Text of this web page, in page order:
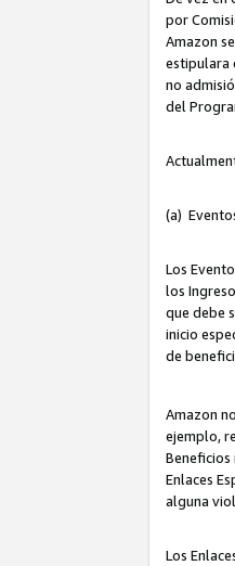
por
Amazon
estipulara
no
del
(a)
Los
los
que debe
inicio
de
Amazon
ejemplo,
Enlaces
alguna
Los